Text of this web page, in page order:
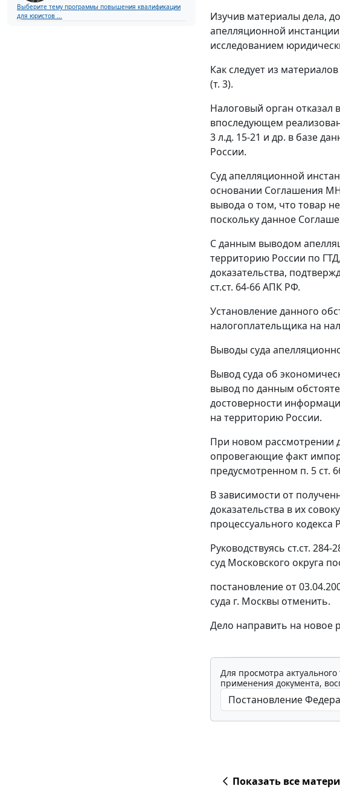
Выберите тему программы повышения квалификации
для юристов ...
Изучив материалы дела,
апелляционной
исследованием
Как следует из
(т. 3).
Налоговый орган
впоследующем
3 л.д. 15-21 и др. в базе
России.
Суд апелляционной
основании Соглашения
вывода о том, что товар
поскольку данное
С данным выводом
территорию России по ГТД
доказательства,
ст.ст. 64-66АПК РФ.
Установление данного
налогоплательщика на
Выводы суда
Вывод суда об
вывод по данным
достоверности
на территорию России.
При новом рассмотрении
опровегающие факт
предусмотренном п. 5 ст.
В зависимости от
доказательства в их
процессуального кодекса
Руководствуясь ст.ст. 284-
суд Московского округа
постановление от
суда г. Москвы отменить.
Дело направить на новое
Для просмотра
применения документа,
Показать все